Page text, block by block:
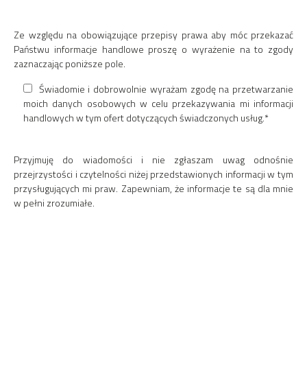
Ze względu na obowiązujące przepisy prawa aby móc przekazać
Państwu informacje handlowe proszę o wyrażenie na to zgody
zaznaczając poniższe pole.
Świadomie i dobrowolnie wyrażam zgodę na przetwarzanie
moich danych osobowych w celu przekazywania mi informacji
handlowych w tym ofert dotyczących świadczonych usług.*
Przyjmuję do wiadomości i nie zgłaszam uwag odnośnie
przejrzystości i czytelności niżej przedstawionych informacji w tym
przysługujących mi praw. Zapewniam, że informacje te są dla mnie
w pełni zrozumiałe.